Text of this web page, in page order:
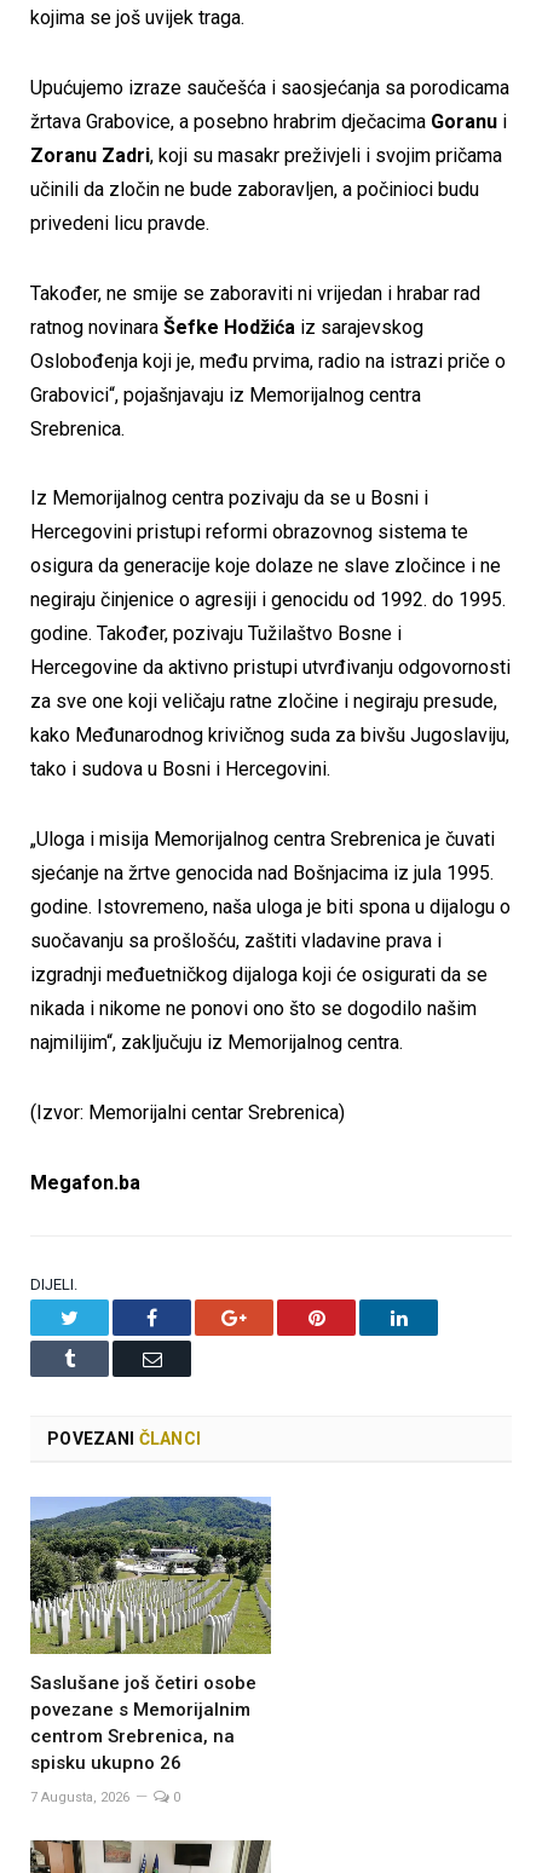
kojima se još uvijek traga.
Upućujemo izraze saučešća i saosjećanja sa porodicama
žrtava Grabovice, a posebno hrabrim dječacima Goranu i
Zoranu Zadri, koji su masakr preživjeli i svojim pričama
učinili da zločin ne bude zaboravljen, a počinioci budu
privedeni licu pravde.
Također, ne smije se zaboraviti ni vrijedan i hrabar rad
ratnog novinara Šefke Hodžića iz sarajevskog
Oslobođenja koji je, među prvima, radio na istrazi priče o
Grabovici“, pojašnjavaju iz Memorijalnog centra
Srebrenica.
Iz Memorijalnog centra pozivaju da se u Bosni i
Hercegovini pristupi reformi obrazovnog sistema te
osigura da generacije koje dolaze ne slave zločince i ne
negiraju činjenice o agresiji i genocidu od 1992. do 1995.
godine. Također, pozivaju Tužilaštvo Bosne i
Hercegovine da aktivno pristupi utvrđivanju odgovornosti
za sve one koji veličaju ratne zločine i negiraju presude,
kako Međunarodnog krivičnog suda za bivšu Jugoslaviju,
tako i sudova u Bosni i Hercegovini.
„Uloga i misija Memorijalnog centra Srebrenica je čuvati
sjećanje na žrtve genocida nad Bošnjacima iz jula 1995.
godine. Istovremeno, naša uloga je biti spona u dijalogu o
suočavanju sa prošlošću, zaštiti vladavine prava i
izgradnji međuetničkog dijaloga koji će osigurati da se
nikada i nikome ne ponovi ono što se dogodilo našim
najmilijim“, zaključuju iz Memorijalnog centra.
(Izvor: Memorijalni centar Srebrenica)
Megafon.ba
DIJELI.
Facebook Google+ Pinterest LinkedIn
Tumblr Email
POVEZANI ČLANCI
Saslušane još četiri osobe
povezane s Memorijalnim
centrom Srebrenica, na
spisku ukupno 26
7 Augusta, 2026 0